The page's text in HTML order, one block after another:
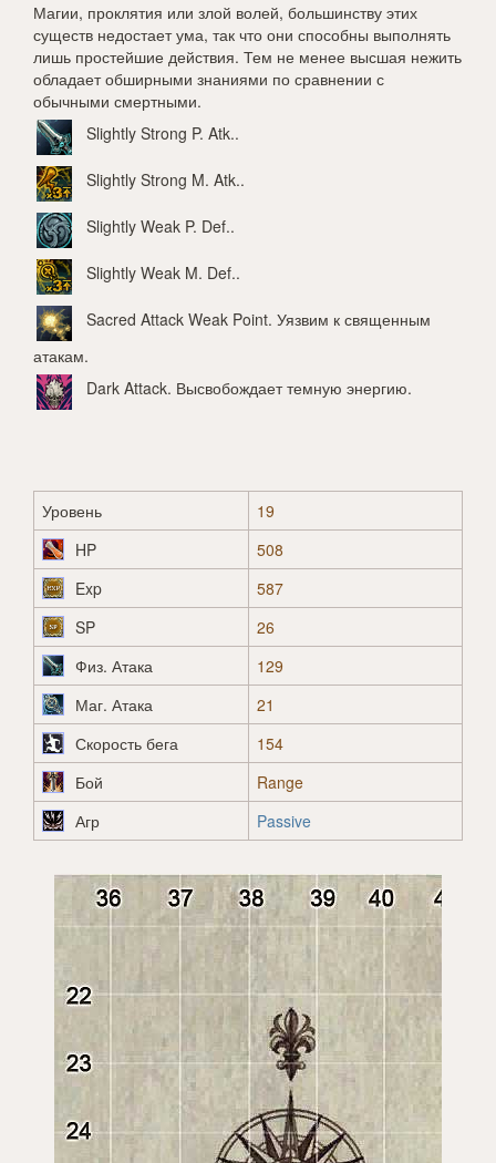
Магии, проклятия или злой волей, большинству этих
существ недостает ума, так что они способны выполнять
лишь простейшие действия. Тем не менее высшая нежить
обладает обширными знаниями по сравнении с
обычными смертными.
Slightly Strong P. Atk..
Slightly Strong M. Atk..
Slightly Weak P. Def..
Slightly Weak M. Def..
Sacred Attack Weak Point. Уязвим к священным
атакам.
Dark Attack. Высвобождает темную энергию.
Уровень
19
HP
508
Exp
587
SP
26
Физ. Атака
129
Маг. Атака
21
Скорость бега
154
Бой
Range
Агр
Passive